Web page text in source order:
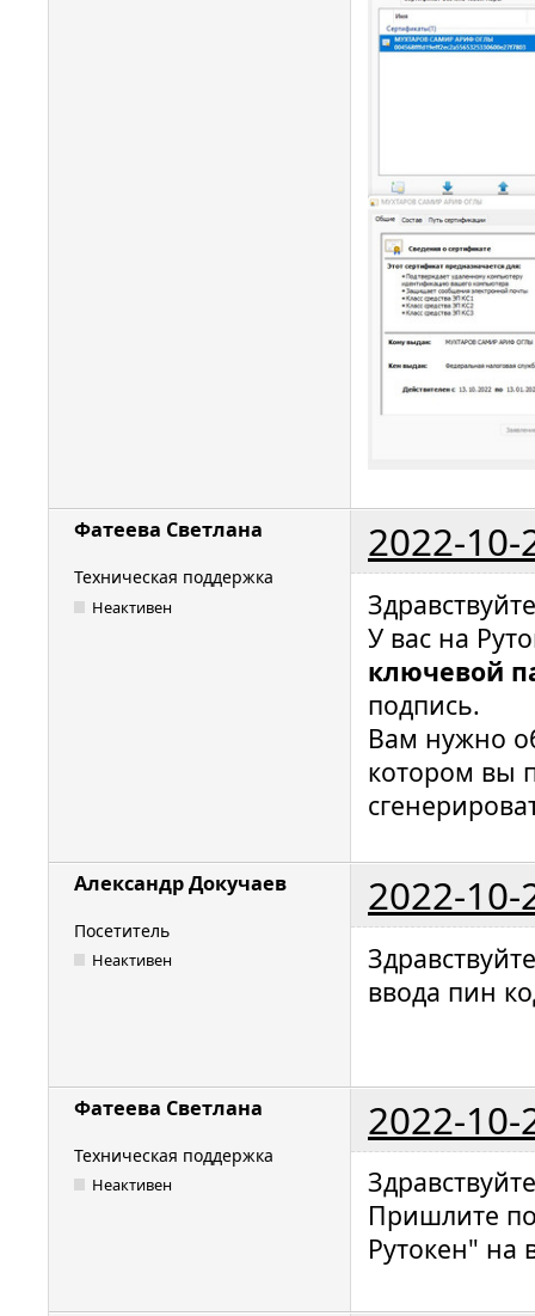
Фатеева Светлана 2022-10-
Техническая поддержка
Неактивен
У вас на
ключевой
подпись.
Вам нужно
котором вы
Александр Докучаев 2022-10-
Посетитель
Неактивен
ввода пин
Фатеева Светлана 2022-10-
Техническая поддержка
Неактивен
Пришлите
Рутокен" на